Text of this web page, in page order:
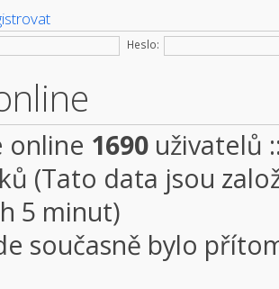
Heslo:
online 1690 uživatelů
(Tato data jsou
5 minut)
současně bylo